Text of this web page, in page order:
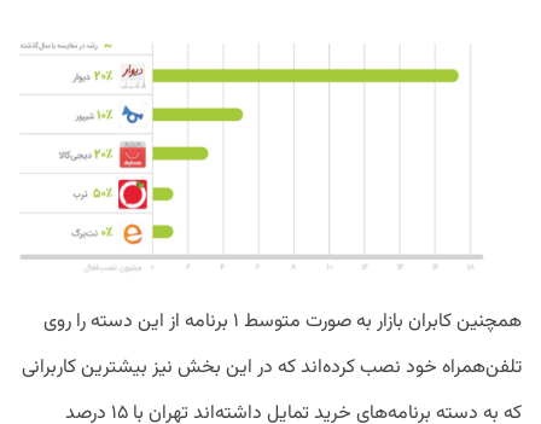
همچنین کابران بازار به صورت متوسط ۱ برنامه از این دسته را روی
تلفن‌همراه خود نصب کرده‌اند که در این بخش نیز بیشترین کاربرانی
که به دسته برنامه‌های خرید تمایل داشته‌اند تهران با ۱۵ درصد